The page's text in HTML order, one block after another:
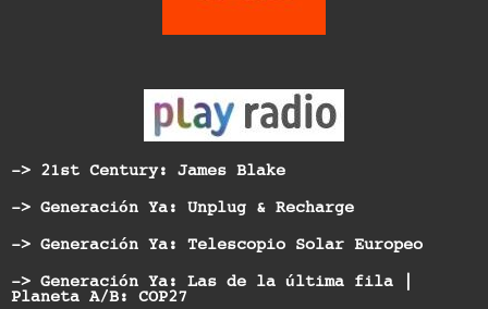
-> 21st Century: James Blake
-> Generación Ya: Unplug & Recharge
-> Generación Ya: Telescopio Solar Europeo
-> Generación Ya: Las de la última fila |
Planeta A/B: COP27